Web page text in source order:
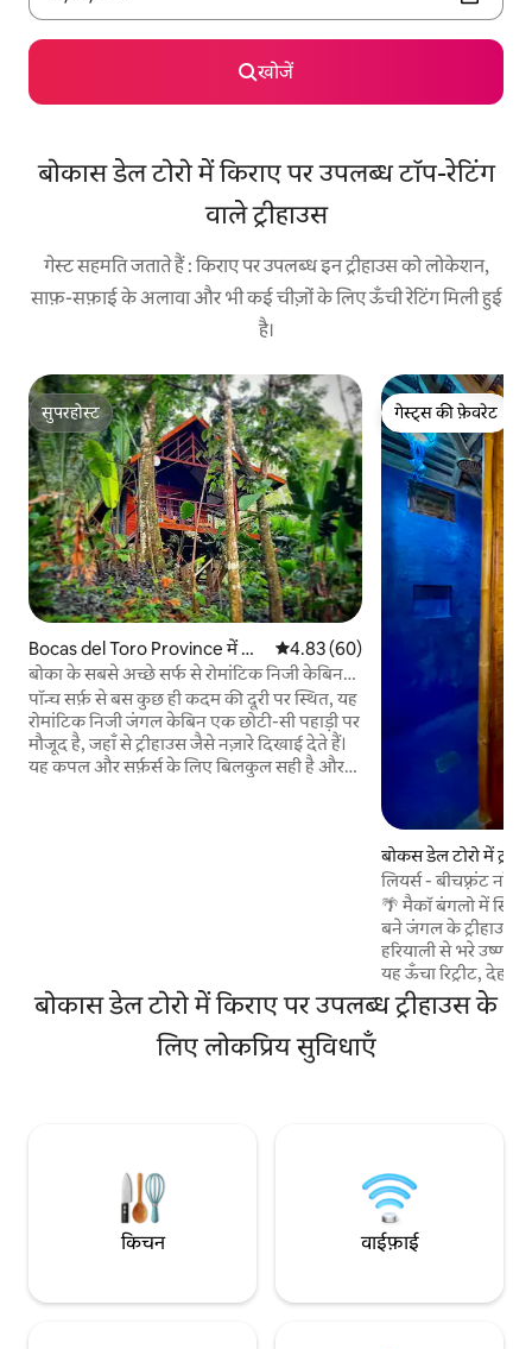
खोजें
बोकास डेल टोरो में किराए पर उपलब्ध टॉप-रेटिंग
वाले ट्रीहाउस
गेस्ट सहमति जताते हैं : किराए पर उपलब्ध इन ट्रीहाउस को लोकेशन,
साफ़-सफ़ाई के अलावा और भी कई चीज़ों के लिए ऊँची रेटिंग मिली हुई
है।
सुपरहोस्ट
सुपरहोस्ट
Bocas del Toro Province में ल
कड़ी का केबिन
औसत रेटिंग 5 में से 4.83, 60 समीक्षाएँ
4.83 (60)
बोका के सबसे अच्छे सर्फ से रोमांटिक निजी केबिन
कदम
पॉन्च सर्फ़ से बस कुछ ही कदम की दूरी पर स्थित, यह
रोमांटिक निजी जंगल केबिन एक छोटी-सी पहाड़ी पर
मौजूद है, जहाँ से ट्रीहाउस जैसे नज़ारे दिखाई देते हैं।
यह कपल और सर्फ़र्स के लिए बिलकुल सही है और
गेस्ट्स की फ़ेवरेट
गेस्ट्स की फ़ेवरेट
बोकस डेल टोरो में
लियर्स - बीचफ़्रंट
🌴 मैकॉ बंगलो में स्विस
बने जंगल के ट्रीहाउस
हरियाली से भरे
यह ऊँचा रिट्रीट,
जो आपको द्वीप की
लियर की खूबियों में
बोकास डेल टोरो में किराए पर उपलब्ध ट्रीहाउस के
लिए लोकप्रिय सुविधाएँ
किचन वाईफ़ाई